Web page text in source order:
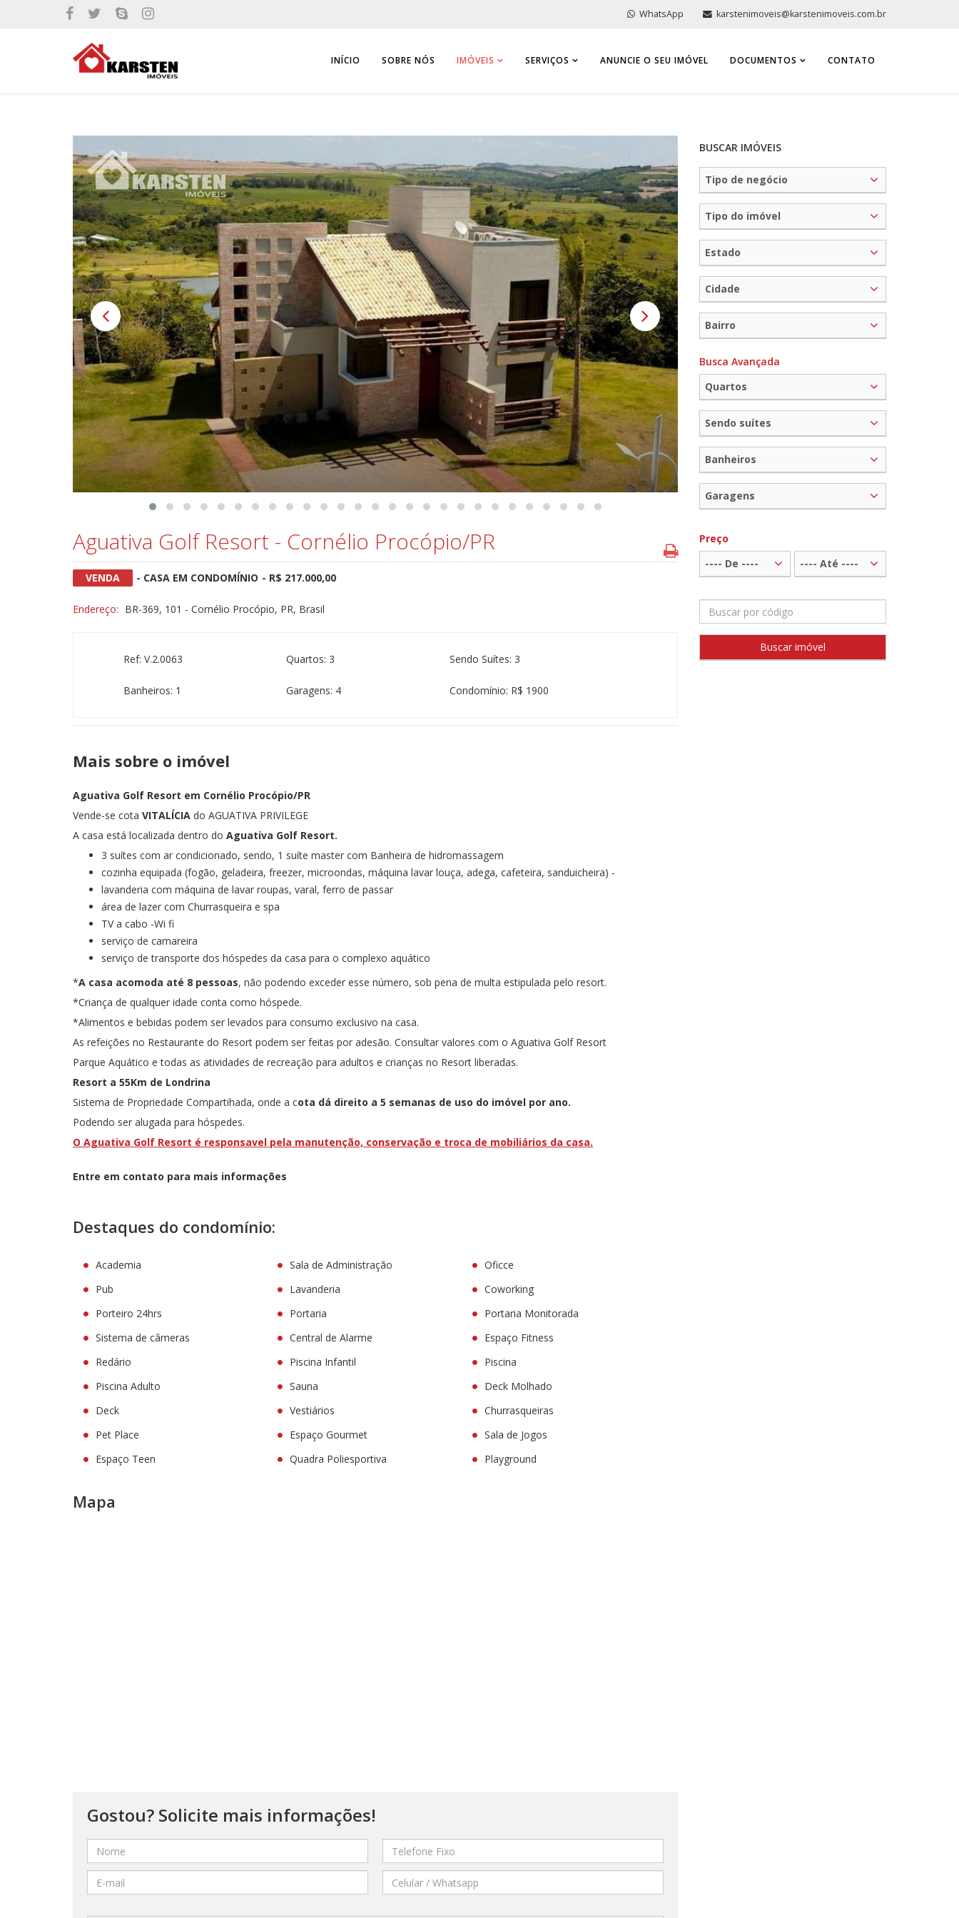
WhatsApp karstenimoveis@karstenimoveis.com.br
INÍCIO SOBRE NÓS IMÓVEIS SERVIÇOS ANUNCIE O SEU IMÓVEL DOCUMENTOS CONTATO
Aguativa Golf Resort - Cornélio Procópio/PR
VENDA - CASA EM CONDOMÍNIO - R$ 217.000,00
Endereço: BR-369, 101 - Cornélio Procópio, PR, Brasil
Ref: V.2.0063 Quartos: 3 Sendo Suítes: 3
Banheiros: 1 Garagens: 4 Condomínio: R$ 1900
Mais sobre o imóvel
Aguativa Golf Resort em Cornélio Procópio/PR
Vende-se cota VITALÍCIA do AGUATIVA PRIVILEGE
A casa está localizada dentro do Aguativa Golf Resort.
3 suítes com ar condicionado, sendo, 1 suíte master com Banheira de hidromassagem
cozinha equipada (fogão, geladeira, freezer, microondas, máquina lavar louça, adega, cafeteira, sanduicheira) -
lavanderia com máquina de lavar roupas, varal, ferro de passar
área de lazer com Churrasqueira e spa
TV a cabo -Wi fi
serviço de camareira
serviço de transporte dos hóspedes da casa para o complexo aquático
*A casa acomoda até 8 pessoas, não podendo exceder esse número, sob pena de multa estipulada pelo resort.
*Criança de qualquer idade conta como hóspede.
*Alimentos e bebidas podem ser levados para consumo exclusivo na casa.
As refeições no Restaurante do Resort podem ser feitas por adesão. Consultar valores com o Aguativa Golf Resort
Parque Aquático e todas as atividades de recreação para adultos e crianças no Resort liberadas.
Resort a 55Km de Londrina
Sistema de Propriedade Compartihada, onde a cota dá direito a 5 semanas de uso do imóvel por ano.
Podendo ser alugada para hóspedes.
O Aguativa Golf Resort é responsavel pela manutenção, conservação e troca de mobiliários da casa.
Entre em contato para mais informações
Destaques do condomínio:
Academia Sala de Administração
Oficce
Pub
Lavanderia
Coworking
Porteiro 24hrs
Portaria
Portaria Monitorada
Sistema de câmeras
Central de Alarme
Espaço Fitness
Redário
Piscina Infantil
Piscina
Piscina Adulto
Sauna
Deck Molhado
Deck
Vestiários
Churrasqueiras
Pet Place
Espaço Gourmet
Sala de Jogos
Espaço Teen
Quadra Poliesportiva Playground
Mapa
Gostou? Solicite mais informações!
BUSCAR IMÓVEIS
Tipo de negócio
Tipo do imóvel
Estado
Cidade
Bairro
Busca Avançada
Quartos
Sendo suítes
Banheiros
Garagens
Preço
---- De ----
---- Até ----